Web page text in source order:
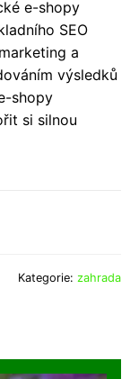
e-shopy
SEO
a
výsledků
shopy
si silnou
Kategorie: zahrada